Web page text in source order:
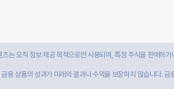
는 오직 정보 제공 목적으로만 사용되며, 특정 주식을 판매하
융 상품의 성과가 미래의 결과나 수익을 보장하지 않습니다.